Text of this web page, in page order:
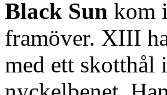
Black Sun kom
framöver. XIII
med ett skotthål